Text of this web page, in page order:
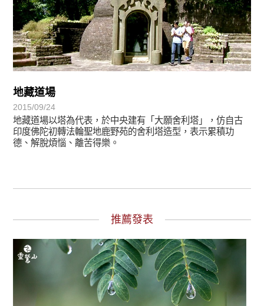
地藏道場
2015/09/24
地藏道場以塔為代表，於中央建有「大願舍利塔」，仿自古
印度佛陀初轉法輪聖地鹿野苑的舍利塔造型，表示累積功
德、解脫煩惱、離苦得樂。
推薦發表